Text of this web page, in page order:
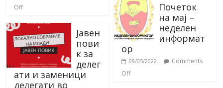
Off
Јавен
пови
к за
делег
ати и заменици
делегати во
Почеток
на мај –
неделен
информат
ор
09/05/2022
Comments
Off